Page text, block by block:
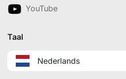
YouTube
Taal
Nederlands